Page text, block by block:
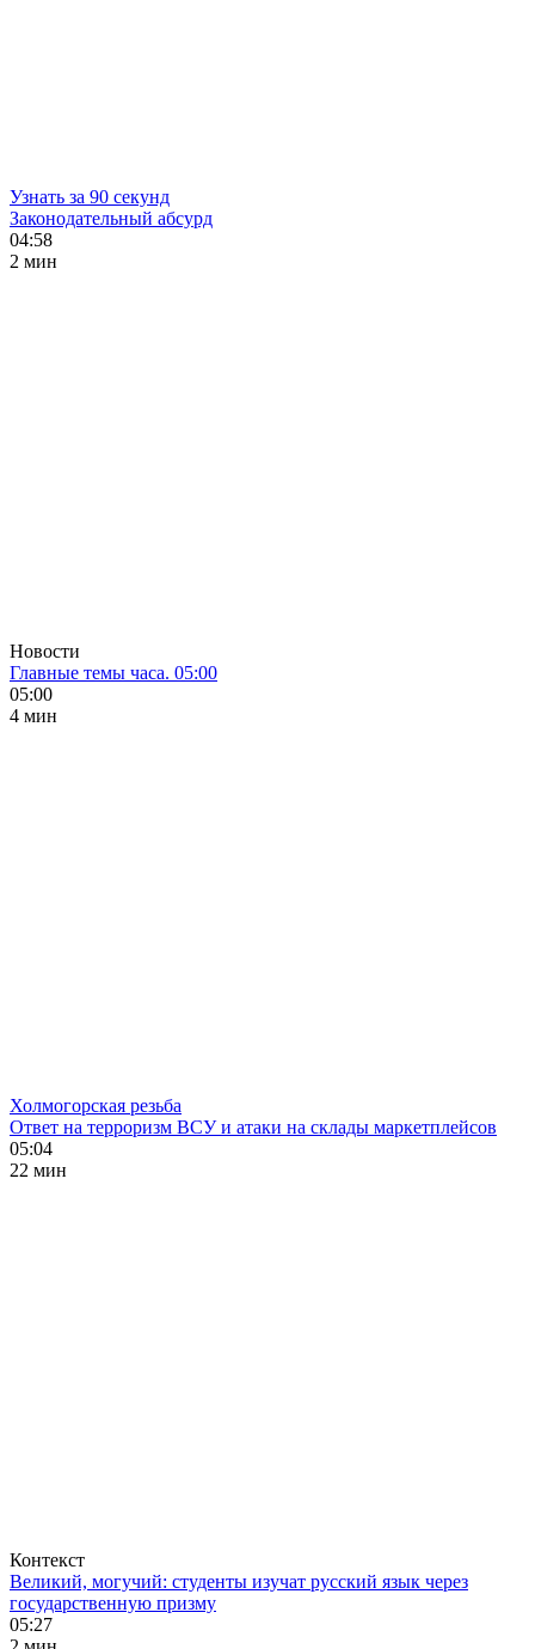
Узнать за 90 секунд
Законодательный абсурд
04:58
2 мин
Новости
Главные темы часа. 05:00
05:00
4 мин
Холмогорская резьба
Ответ на терроризм ВСУ и атаки на склады маркетплейсов
05:04
22 мин
Контекст
Великий, могучий: студенты изучат русский язык через
государственную призму
05:27